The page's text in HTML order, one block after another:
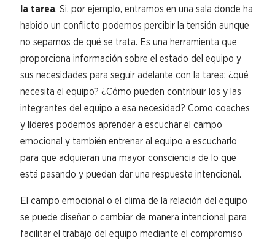
la tarea. Si, por ejemplo, entramos en una sala donde ha
habido un conflicto podemos percibir la tensión aunque
no sepamos de qué se trata. Es una herramienta que
proporciona información sobre el estado del equipo y
sus necesidades para seguir adelante con la tarea: ¿qué
necesita el equipo? ¿Cómo pueden contribuir los y las
integrantes del equipo a esa necesidad? Como coaches
y líderes podemos aprender a escuchar el campo
emocional y también entrenar al equipo a escucharlo
para que adquieran una mayor consciencia de lo que
está pasando y puedan dar una respuesta intencional.
El campo emocional o el clima de la relación del equipo
se puede diseñar o cambiar de manera intencional para
facilitar el trabajo del equipo mediante el compromiso